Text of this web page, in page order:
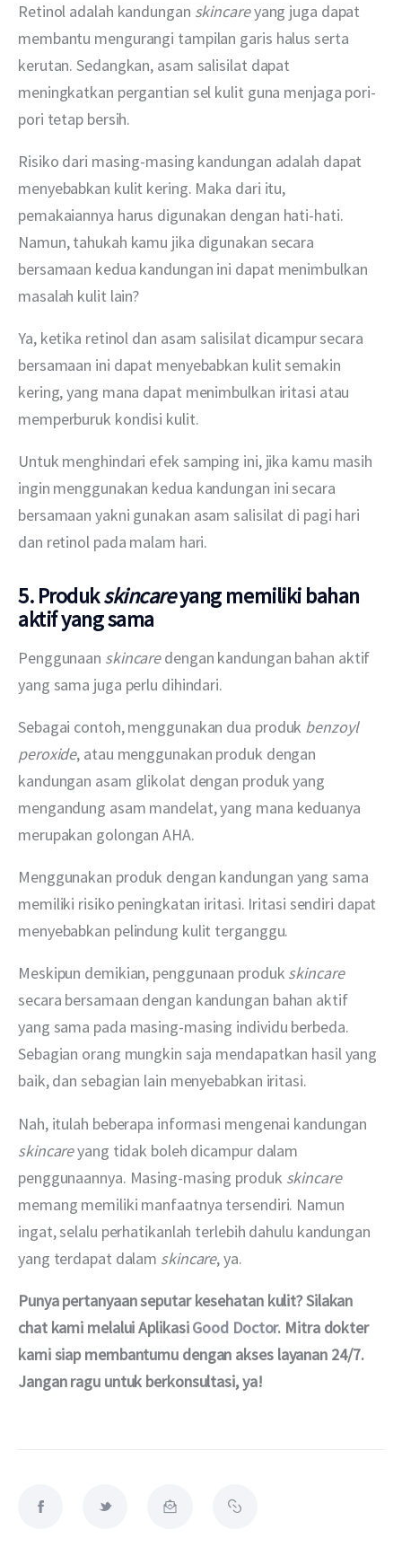
Retinol adalah kandungan skincare yang juga dapat
membantu mengurangi tampilan garis halus serta
kerutan. Sedangkan, asam salisilat dapat
meningkatkan pergantian sel kulit guna menjaga pori-
pori tetap bersih.
Risiko dari masing-masing kandungan adalah dapat
menyebabkan kulit kering. Maka dari itu,
pemakaiannya harus digunakan dengan hati-hati.
Namun, tahukah kamu jika digunakan secara
bersamaan kedua kandungan ini dapat menimbulkan
masalah kulit lain?
Ya, ketika retinol dan asam salisilat dicampur secara
bersamaan ini dapat menyebabkan kulit semakin
kering, yang mana dapat menimbulkan iritasi atau
memperburuk kondisi kulit.
Untuk menghindari efek samping ini, jika kamu masih
ingin menggunakan kedua kandungan ini secara
bersamaan yakni gunakan asam salisilat di pagi hari
dan retinol pada malam hari.
5. Produkskincareyang memiliki bahan
aktif yang sama
Penggunaan skincare dengan kandungan bahan aktif
yang sama juga perlu dihindari.
Sebagai contoh, menggunakan dua produk benzoyl
peroxide, atau menggunakan produk dengan
kandungan asam glikolat dengan produk yang
mengandung asam mandelat, yang mana keduanya
merupakan golongan AHA.
Menggunakan produk dengan kandungan yang sama
memiliki risiko peningkatan iritasi. Iritasi sendiri dapat
menyebabkan pelindung kulit terganggu.
Meskipun demikian, penggunaan produk skincare
secara bersamaan dengan kandungan bahan aktif
yang sama pada masing-masing individu berbeda.
Sebagian orang mungkin saja mendapatkan hasil yang
baik, dan sebagian lain menyebabkan iritasi.
Nah, itulah beberapa informasi mengenai kandungan
skincare yang tidak boleh dicampur dalam
penggunaannya. Masing-masing produk skincare
memang memiliki manfaatnya tersendiri. Namun
ingat, selalu perhatikanlah terlebih dahulu kandungan
yang terdapat dalam skincare, ya.
Punya pertanyaan seputar kesehatan kulit? Silakan
chat kami melalui Aplikasi Good Doctor. Mitra dokter
kami siap membantumu dengan akses layanan 24/7.
Jangan ragu untuk berkonsultasi, ya!